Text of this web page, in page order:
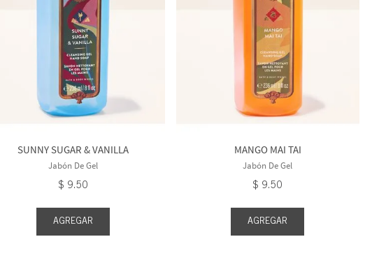
SUNNY SUGAR & VANILLA
Jabón De Gel
$ 9.50
AGREGAR
MANGO MAI TAI
Jabón De Gel
$ 9.50
AGREGAR